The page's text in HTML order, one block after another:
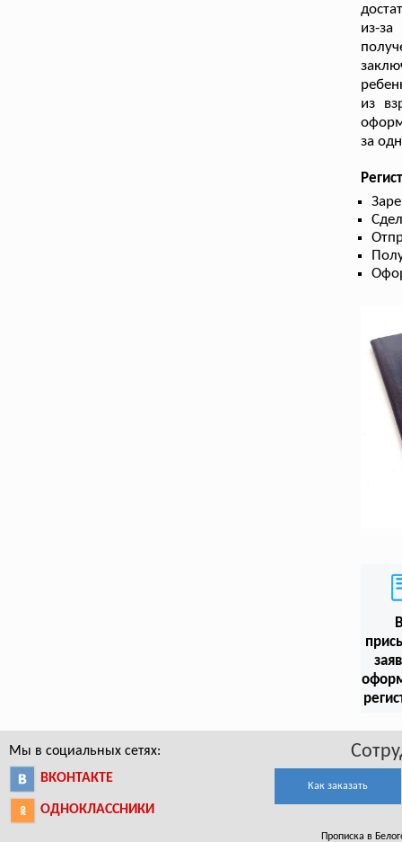
из-
из
за
Мы в социальных сетях:
ВКОНТАКТЕ
ОДНОКЛАССНИКИ
Как заказать
Прописка в